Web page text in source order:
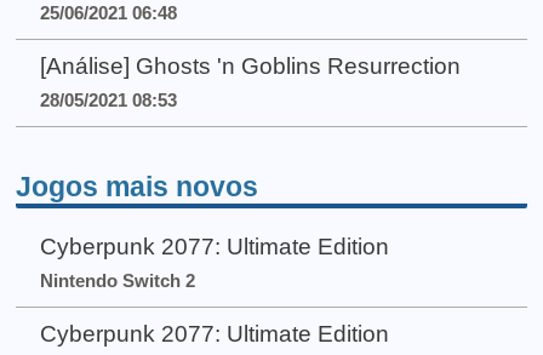
25/06/2021 06:48
[Análise] Ghosts 'n Goblins Resurrection
28/05/2021 08:53
Jogos mais novos
Cyberpunk 2077: Ultimate Edition
Nintendo Switch 2
Cyberpunk 2077: Ultimate Edition